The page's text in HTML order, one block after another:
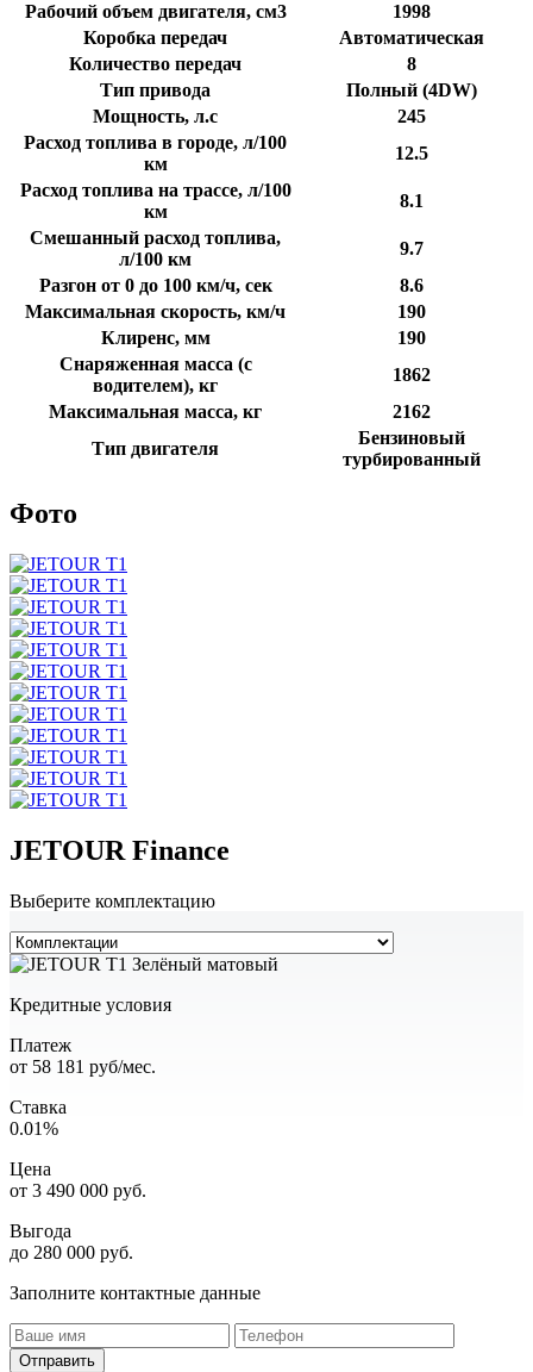
Рабочий объем двигателя, см3
1998
Коробка передач
Автоматическая
Количество передач
8
Тип привода
Полный (4DW)
Мощность, л.с
245
Расход топлива в городе, л/100
км
12.5
Расход топлива на трассе, л/100
км
8.1
Смешанный расход топлива,
л/100 км
9.7
Разгон от 0 до 100 км/ч, сек
8.6
Максимальная скорость, км/ч
190
Клиренс, мм
190
Снаряженная масса (с
водителем), кг
1862
Максимальная масса, кг
2162
Тип двигателя
Бензиновый
турбированный
Фото
JETOUR Finance
Выберите комплектацию
Кредитные условия
Платеж
от 58 181 руб/мес.
Ставка
0.01%
Цена
от 3 490 000 руб.
Выгода
до 280 000 руб.
Заполните контактные данные
Отправить